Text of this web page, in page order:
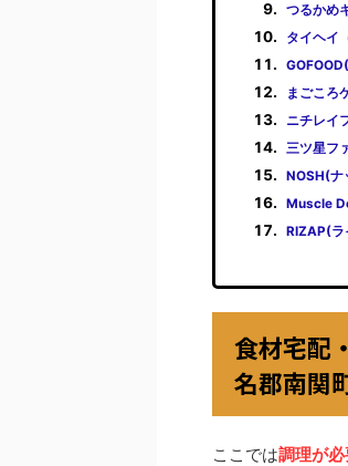
つるかめ
タイヘイ
まごころ
ニチレイ
三ツ星フ
NOSH(ナ
Muscle
RIZAP(ラ
食材宅配
名郡南関
ここでは調理が